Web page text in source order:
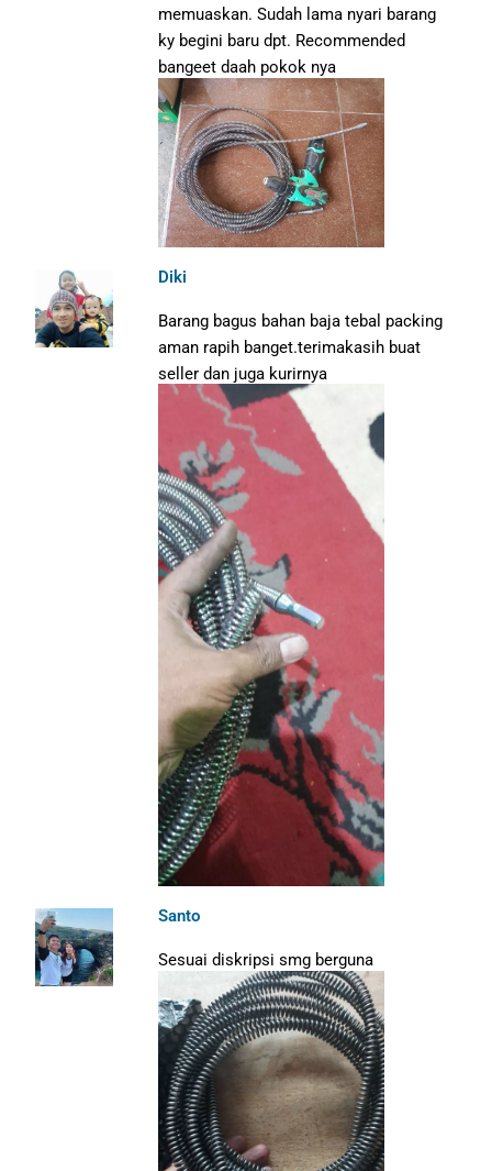
memuaskan. Sudah lama nyari barang
ky begini baru dpt. Recommended
bangeet daah pokok nya
Diki
Barang bagus bahan baja tebal packing
aman rapih banget.terimakasih buat
seller dan juga kurirnya
Santo
Sesuai diskripsi smg berguna